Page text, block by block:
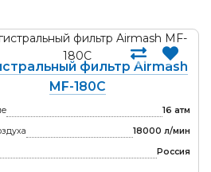
фильтр Airmash
MF-180C
16 атм
18000 л/мин
Россия